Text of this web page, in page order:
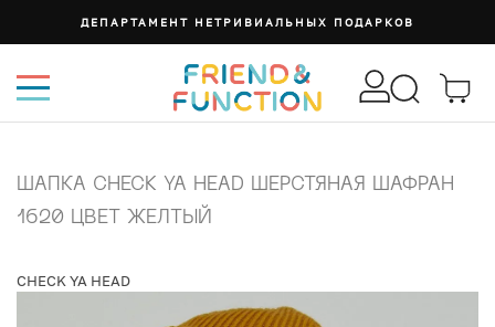
ДЕПАРТАМЕНТ НЕТРИВИАЛЬНЫХ ПОДАРКОВ
ШАПКА CHECK YA HEAD ШЕРСТЯНАЯ ШАФРАН
1620 ЦВЕТ ЖЕЛТЫЙ
CHECK YA HEAD